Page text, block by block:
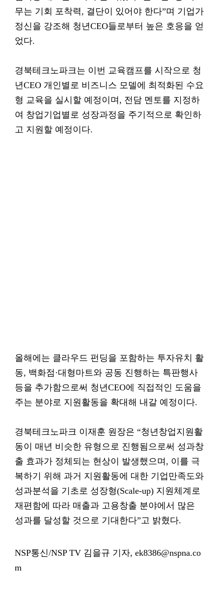
무는 기회 포착력, 결단이 있어야 한다”며 기업가
정신을 강조해 청년CEO들로부터 높은 호응을 얻
었다.
경북테크노파크는 이번 교육캠프를 시작으로 청
년CEO 개인별로 비즈니스 모델에 최적화된 수요
형 교육을 실시할 예정이며, 전담 멘토를 지정하
여 창업기업별로 성장과정을 주기적으로 확인하
고 지원할 예정이다.
올해에는 클라우드 펀딩을 포함하는 투자유치 활
동, 백화점·대형마트와 공동 진행하는 특판행사
등을 추가함으로써 청년CEO에 직접적인 도움을
주는 분야로 지원활동을 확대해 내갈 예정이다.
경북테크노파크 이재훈 원장은 “청년창업지원활
동이 매년 비슷한 유형으로 진행됨으로써 성과창
출 효과가 정체되는 현상이 발생했으며, 이를 극
복하기 위해 과거 지원활동에 대한 기업만족도와
성과분석을 기초로 성장형(Scale-up) 지원체계로
재편함에 따라 매출과 고용창출 분야에서 많은
성과를 달성할 것으로 기대한다”고 밝혔다.
NSP통신/NSP TV 김을규 기자, ek8386@nspna.co
m